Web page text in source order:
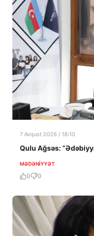
7 Avqust 2026 / 18:10
Qulu Ağsəs:
MƏDƏNIYYƏT
0 0